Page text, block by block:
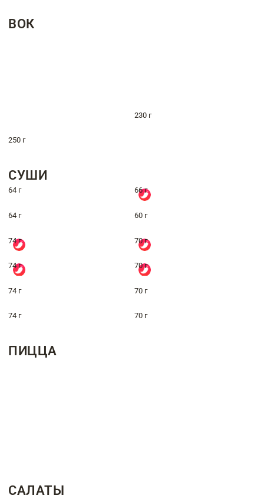
ВОК
230 г
250 г
СУШИ
64 г 66 г
64 г 60 г
74 г 70 г
74 г 70 г
74 г 70 г
74 г 70 г
ПИЦЦА
САЛАТЫ